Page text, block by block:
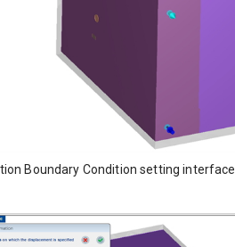
Boundary Condition setting interface